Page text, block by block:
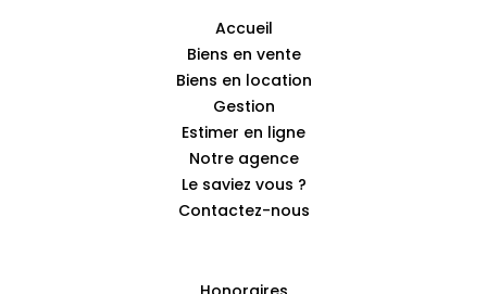
Accueil
Biens en vente
Biens en location
Gestion
Estimer en ligne
Notre agence
Le saviez vous ?
Contactez-nous